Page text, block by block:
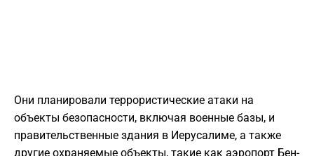
Они планировали террористические атаки на
объекты безопасности, включая военные базы, и
правительственные здания в Иерусалиме, а также
другие охраняемые объекты, такие как аэропорт Бен-